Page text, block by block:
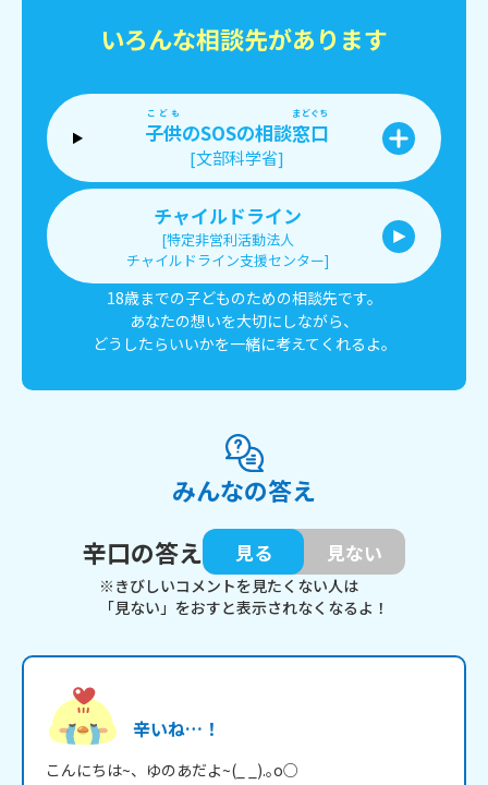
いろんな相談先があります
子供
こども
のSOSの相談窓口
まどぐち
[文部科学省]
チャイルドライン
[特定非営利活動法人
チャイルドライン支援センター]
18歳までの子どものための相談先です。
あなたの想いを大切にしながら、
どうしたらいいかを一緒に考えてくれるよ。
みんなの答え
辛口の答え
見る 見ない
※きびしいコメントを見たくない人は
「見ない」をおすと表示されなくなるよ！
辛いね…！
こんにちは~、ゆのあだよ~(_ _).｡o○